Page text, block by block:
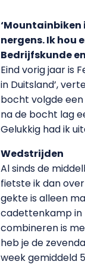
‘Mountainbiken
nergens. Ik hou
Bedrijfskunde
Eind vorig jaar is
in Duitsland’,
bocht volgde
na de bocht lag
Gelukkig had ik
Wedstrijden
Al sinds de
fietste ik dan
gekte is alleen
cadettenkamp in
combineren is
heb je de
week gemiddeld